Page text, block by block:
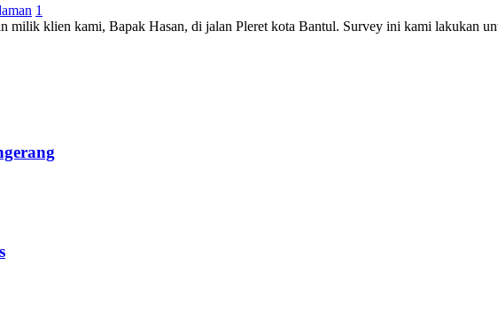
1
milik klien kami, Bapak Hasan, di jalan Pleret kota Bantul. Survey ini kami lakukan